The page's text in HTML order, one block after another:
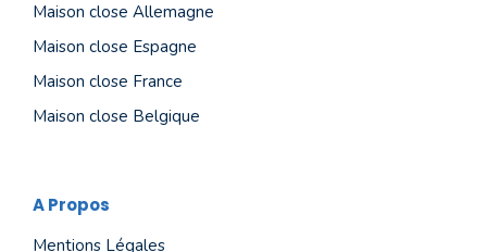
Maison close Allemagne
Maison close Espagne
Maison close France
Maison close Belgique
A Propos
Mentions Légales